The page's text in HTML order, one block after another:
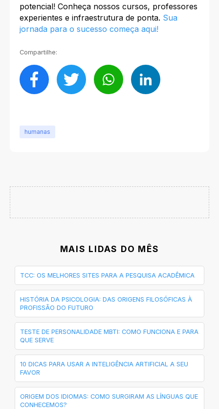
potencial! Conheça nossos cursos, professores
experientes e infraestrutura de ponta. Sua
jornada para o sucesso começa aqui!
Compartilhe:
humanas
MAIS LIDAS DO MÊS
TCC: OS MELHORES SITES PARA A PESQUISA ACADÊMICA
HISTÓRIA DA PSICOLOGIA: DAS ORIGENS FILOSÓFICAS À
PROFISSÃO DO FUTURO
TESTE DE PERSONALIDADE MBTI: COMO FUNCIONA E PARA
QUE SERVE
10 DICAS PARA USAR A INTELIGÊNCIA ARTIFICIAL A SEU
FAVOR
ORIGEM DOS IDIOMAS: COMO SURGIRAM AS LÍNGUAS QUE
CONHECEMOS?